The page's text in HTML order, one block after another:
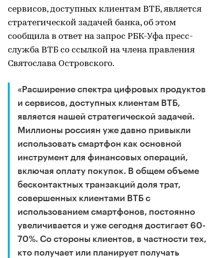
сервисов, доступных клиентам ВТБ, является
стратегической задачей банка, об этом
сообщила в ответ на запрос РБК-Уфа пресс-
служба ВТБ со ссылкой на члена правления
Святослава Островского.
«Расширение спектра цифровых продуктов
и сервисов, доступных клиентам ВТБ,
является нашей стратегической задачей.
Миллионы россиян уже давно привыкли
использовать смартфон как основной
инструмент для финансовых операций,
включая оплату покупок. В общем объеме
бесконтактных транзакций доля трат,
совершенных клиентами ВТБ с
использованием смартфонов, постоянно
увеличивается и уже сегодня достигает 60-
70%. Со стороны клиентов, в частности тех,
кто получает или планирует получать